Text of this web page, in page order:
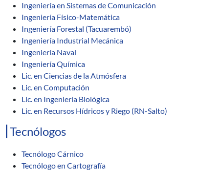
Ingeniería en Sistemas de Comunicación
Ingeniería Físico-Matemática
Ingeniería Forestal (Tacuarembó)
Ingeniería Industrial Mecánica
Ingeniería Naval
Ingeniería Química
Lic. en Ciencias de la Atmósfera
Lic. en Computación
Lic. en Ingeniería Biológica
Lic. en Recursos Hídricos y Riego (RN-Salto)
Tecnólogos
Tecnólogo Cárnico
Tecnólogo en Cartografía